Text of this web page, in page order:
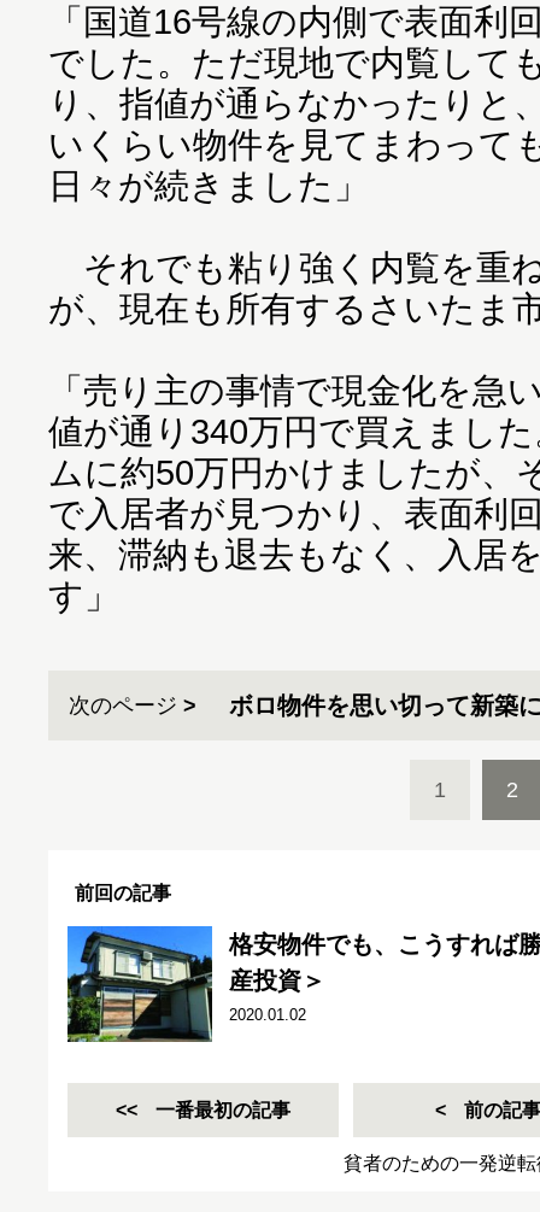
「国道16号線の内側で表面利
でした。ただ現地で内覧して
り、指値が通らなかったりと
いくらい物件を見てまわって
日々が続きました」
それでも粘り強く内覧を重
が、現在も所有するさいたま
「売り主の事情で現金化を急
値が通り340万円で買えまし
ムに約50万円かけましたが、
で入居者が見つかり、表面利
来、滞納も退去もなく、入居
す」
次のページ ボロ物件を思い切って新築
1 2
前回の記事
格安物件でも、こうすれば
産投資＞
2020.01.02
一番最初の記事 前の記事
貧者のための一発逆